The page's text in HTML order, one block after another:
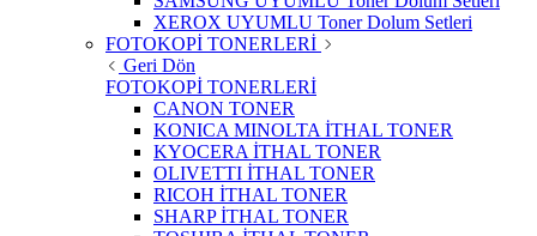
XEROX UYUMLU Toner Dolum Setleri
FOTOKOPİ TONERLERİ
Geri Dön
FOTOKOPİ TONERLERİ
CANON TONER
KONICA MINOLTA İTHAL TONER
KYOCERA İTHAL TONER
OLIVETTI İTHAL TONER
RICOH İTHAL TONER
SHARP İTHAL TONER